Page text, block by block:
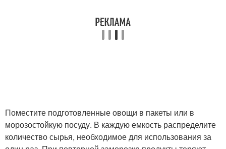
Поместите подготовленные овощи в пакеты или в
морозостойкую посуду. В каждую емкость распределите
количество сырья, необходимое для использования за